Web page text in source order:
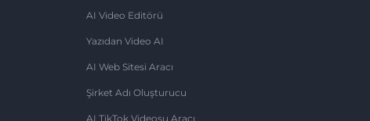
AI Video Editörü
Yazıdan Video AI
AI Web Sitesi Aracı
Şirket Adı Oluşturucu
AI TikTok Videosu Aracı